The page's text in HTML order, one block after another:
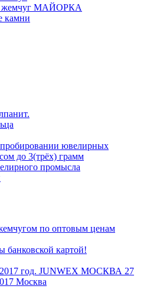
жемчуг МАЙОРКА
камни
ювелирных
до 3(трёх) грамм
промысла
по оптовым ценам
банковской картой!
2017 год. JUNWEX МОСКВА 27
Москва